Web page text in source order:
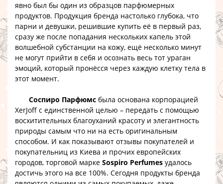
явно был бы один из образцов парфюмерных
продуктов. Продукция бренда настолько глубока, что
парни и девушки, решившие купить её в первый раз,
сразу же после попадания нескольких капель этой
волшебной субстанции на кожу, ещё несколько минут
не могут прийти в себя и осознать весь тот ураган
эмоций, который пронёсся через каждую клетку тела в
этот момент.
Соспиро Парфюмс была основана корпорацией
XerJoff с единственной целью – передать с помощью
восхитительных благоуханий красоту и элегантность
природы самым что ни на есть оригинальным
способом. И как показывают отзывы покупателей и
покупательниц из Киева и прочих европейских
городов, торговой марке Sospiro Perfumes удалось
достичь этого на все 100%. Сегодня продукты бренда